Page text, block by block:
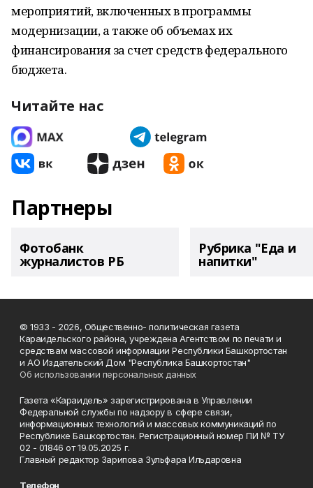
мероприятий, включенных в программы
модернизации, а также об объемах их
финансирования за счет средств федерального
бюджета.
Читайте нас
Партнеры
Фотобанк
журналистов РБ
Рубрика "Еда и
напитки"
© 1933 - 2026, Общественно- политическая газета
Караидельского района, учреждена Агентством по печати и
средствам массовой информации Республики Башкортостан
и АО Издательский Дом "Республика Башкортостан"
Об использовании персональных данных
Газета «Караидель» зарегистрирована в Управлении
Федеральной службы по надзору в сфере связи,
информационных технологий и массовых коммуникаций по
Республике Башкортостан. Регистрационный номер ПИ № ТУ
02 - 01846 от 19.05.2025 г.
Главный редактор Зарипова Зульфара Ильдаровна
Телефон